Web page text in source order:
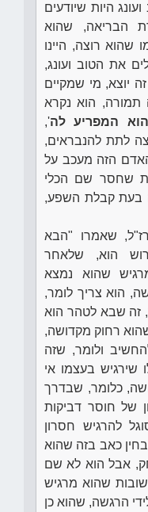
היות שיודעים
הבריאה, שהוא
שהוא רוצה, היינו
את הטוב ועונג,
זה יוצא, מי שמקיים
תמורה, הוא נקרא
המפריע לה',
לתת להנבראים,
הזה מעכב על
שחסר שם הכלי
בעת קבלת השפע,
שאמרו "הבא
הוא, שלאחר
שהוא נמצא
הוא צריך לומר,
זה שבא לטהר הוא
רחוק מקדושה,
ולומר, שזה
שירגיש בעצמו אי
כלומר, שבדרך
של חוסר דביקות
להרגיש חסרון
כאב בזה שהוא
אבל הוא לא שם
שהוא מרגיש
הרגשה, שהוא כן